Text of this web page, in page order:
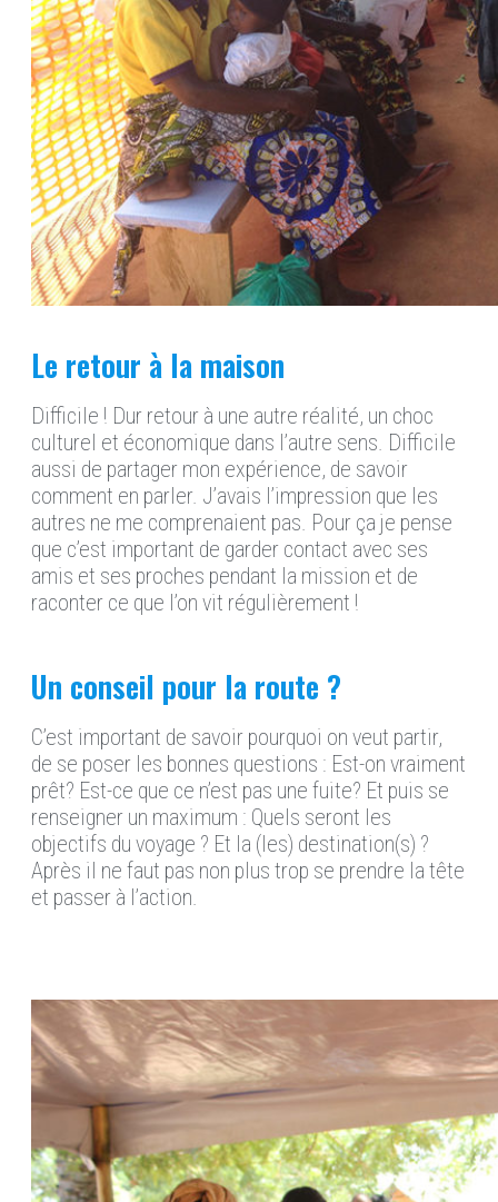
Le retour à la maison
Difficile ! Dur retour à une autre réalité, un choc
culturel et économique dans l’autre sens. Difficile
aussi de partager mon expérience, de savoir
comment en parler. J’avais l’impression que les
autres ne me comprenaient pas. Pour ça je pense
que c’est important de garder contact avec ses
amis et ses proches pendant la mission et de
raconter ce que l’on vit régulièrement !
Un conseil pour la route ?
C’est important de savoir pourquoi on veut partir,
de se poser les bonnes questions : Est-on vraiment
prêt? Est-ce que ce n’est pas une fuite? Et puis se
renseigner un maximum : Quels seront les
objectifs du voyage ? Et la (les) destination(s) ?
Après il ne faut pas non plus trop se prendre la tête
et passer à l’action.